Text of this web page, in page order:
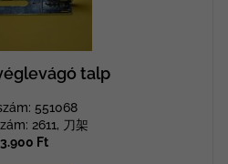
talp
551068
2611, 刀架
3.900 Ft